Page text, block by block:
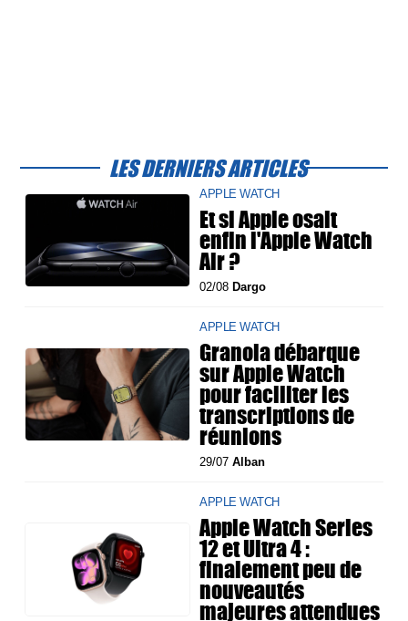
LES DERNIERS ARTICLES
APPLE WATCH
Et si Apple osait
enfin l'Apple Watch
Air ?
02/08Dargo
APPLE WATCH
Granola débarque
sur Apple Watch
pour faciliter les
transcriptions de
réunions
29/07Alban
APPLE WATCH
Apple Watch Series
12 et Ultra 4 :
finalement peu de
nouveautés
majeures attendues